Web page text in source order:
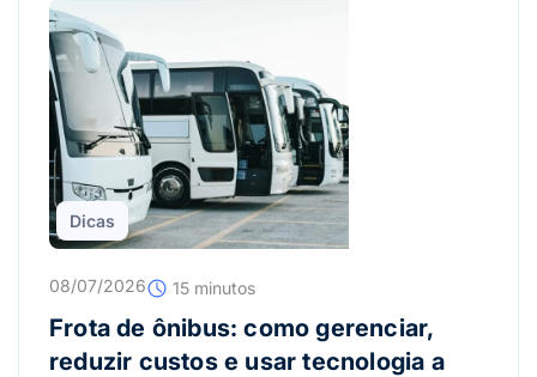
Dicas
08/07/2026 15 minutos
Frota de ônibus: como gerenciar,
reduzir custos e usar tecnologia a